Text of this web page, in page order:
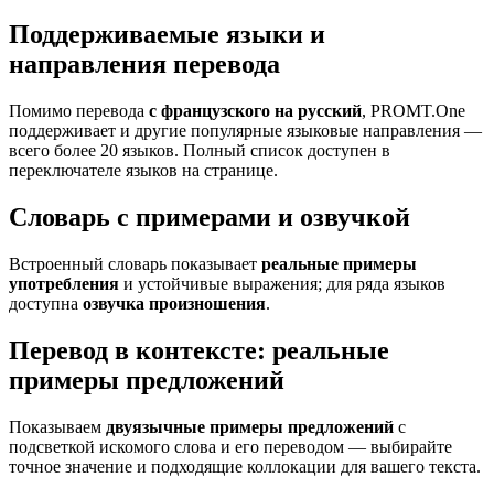
Поддерживаемые языки и
направления перевода
Помимо перевода с французского на русский, PROMT.One
поддерживает и другие популярные языковые направления —
всего более 20 языков. Полный список доступен в
переключателе языков на странице.
Словарь с примерами и озвучкой
Встроенный словарь показывает реальные примеры
употребления и устойчивые выражения; для ряда языков
доступна озвучка произношения.
Перевод в контексте: реальные
примеры предложений
Показываем двуязычные примеры предложений с
подсветкой искомого слова и его переводом — выбирайте
точное значение и подходящие коллокации для вашего текста.